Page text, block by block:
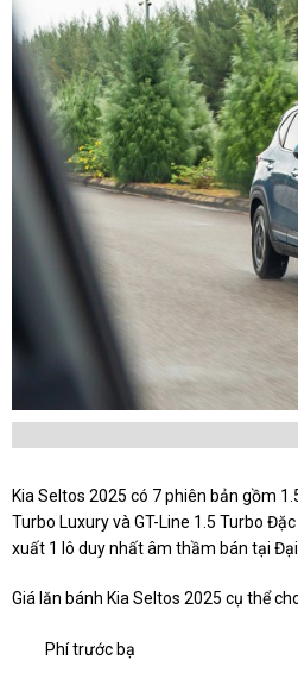
Kia Seltos 2025 có 7 phiên bản gồm
Turbo Luxury và GT-Line 1.5 Turbo
xuất 1 lô duy nhất âm thầm bán tại Đại
Giá lăn bánh Kia Seltos 2025 cụ thể
Phí trước bạ